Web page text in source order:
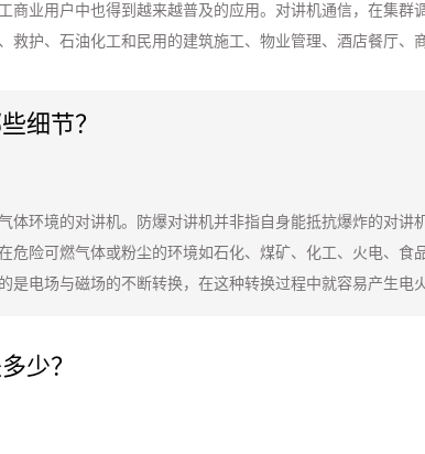
商业用户中也得到越来越普及的应用。对讲机通信，在集群
救护、石油化工和民用的建筑施工、物业管理、酒店餐厅、
细节？
体环境的对讲机。防爆对讲机并非指自身能抵抗爆炸的对讲
危险可燃气体或粉尘的环境如石化、煤矿、化工、火电、食
是电场与磁场的不断转换，在这种转换过程中就容易产生电
少？